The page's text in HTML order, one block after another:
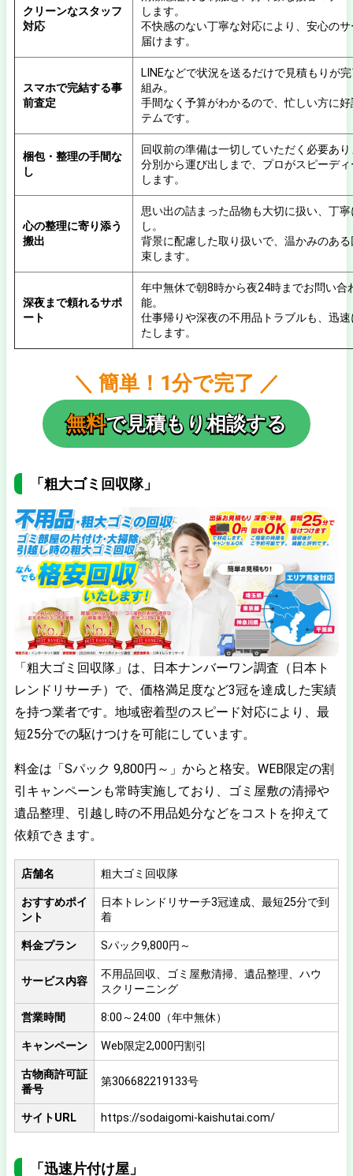
クリーンなスタッフ
対応
します。
不快感のない丁寧な対応により、安心の
届けます。
スマホで完結する事
前査定
LINEなどで状況を送るだけで見積もりが
組み。
手間なく予算がわかるので、忙しい方に
テムです。
梱包・整理の手間な
し
回収前の準備は一切していただく必要あ
分別から運び出しまで、プロがスピーデ
します。
心の整理に寄り添う
搬出
思い出の詰まった品物も大切に扱い、丁
し。
背景に配慮した取り扱いで、温かみのあ
束します。
深夜まで頼れるサポ
ート
年中無休で朝8時から夜24時までお問い合
能。
仕事帰りや深夜の不用品トラブルも、迅
たします。
＼ 簡単！1分で完了 ／
無料で見積もり相談する
「粗大ゴミ回収隊」
「粗大ゴミ回収隊」は、日本ナンバーワン調査（日本ト
レンドリサーチ）で、価格満足度など3冠を達成した実績
を持つ業者です。地域密着型のスピード対応により、最
短25分での駆けつけを可能にしています。
料金は「Sパック 9,800円～」からと格安。WEB限定の割
引キャンペーンも常時実施しており、ゴミ屋敷の清掃や
遺品整理、引越し時の不用品処分などをコストを抑えて
依頼できます。
店舗名 粗大ゴミ回収隊
おすすめポイ
ント
日本トレンドリサーチ3冠達成、最短25分で到
着
料金プラン Sパック9,800円～
サービス内容
不用品回収、ゴミ屋敷清掃、遺品整理、ハウ
スクリーニング
営業時間 8:00～24:00（年中無休）
キャンペーン Web限定2,000円割引
古物商許可証
番号
第306682219133号
サイトURL https://sodaigomi-kaishutai.com/
「迅速片付け屋」